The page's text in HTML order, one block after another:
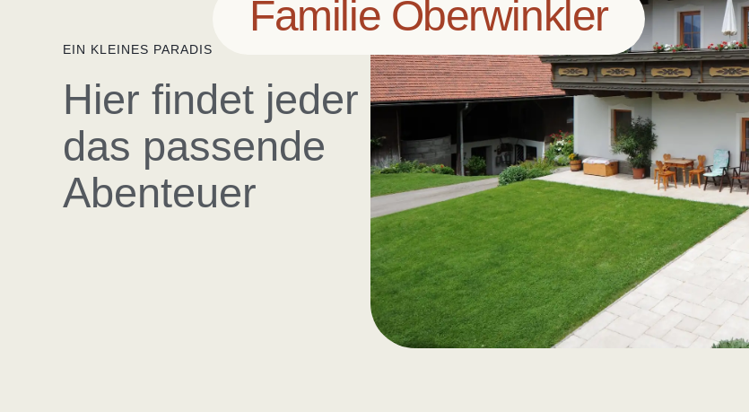
Familie Oberwinkler
EIN KLEINES PARADIS
Hier findet jeder
das passende
Abenteuer